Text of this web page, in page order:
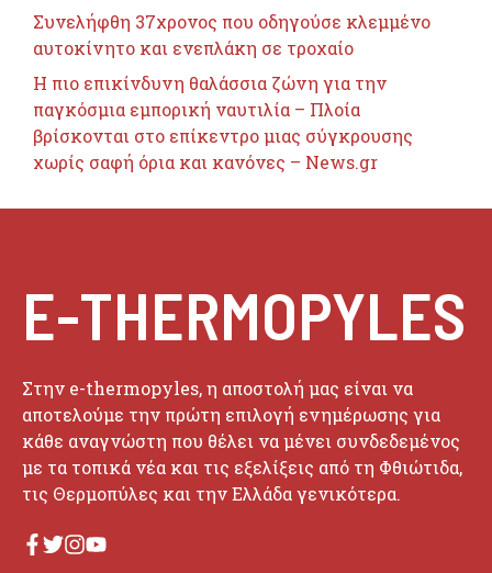
Συνελήφθη 37χρονος που οδηγούσε κλεμμένο
αυτοκίνητο και ενεπλάκη σε τροχαίο
Η πιο επικίνδυνη θαλάσσια ζώνη για την
παγκόσμια εμπορική ναυτιλία – Πλοία
βρίσκονται στο επίκεντρο μιας σύγκρουσης
χωρίς σαφή όρια και κανόνες – News.gr
E-THERMOPYLES
Στην e-thermopyles, η αποστολή μας είναι να
αποτελούμε την πρώτη επιλογή ενημέρωσης για
κάθε αναγνώστη που θέλει να μένει συνδεδεμένος
με τα τοπικά νέα και τις εξελίξεις από τη Φθιώτιδα,
τις Θερμοπύλες και την Ελλάδα γενικότερα.